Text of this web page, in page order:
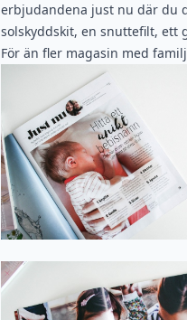
erbjudandena just nu där du
solskyddskit, en snuttefilt, ett
För än fler magasin med